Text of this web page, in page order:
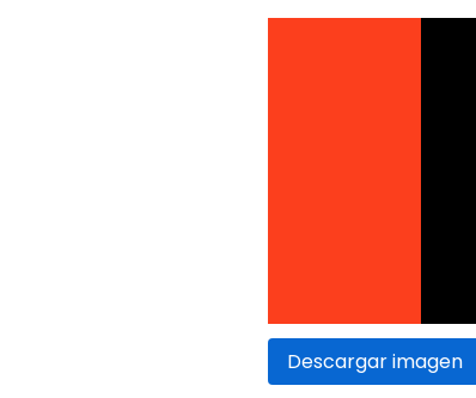
Descargar imagen